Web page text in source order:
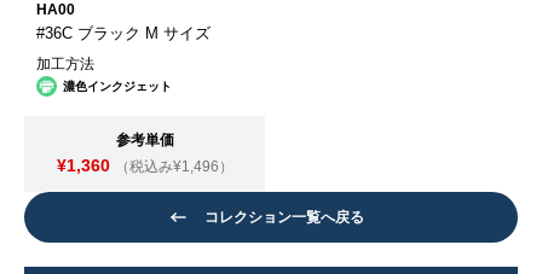
HA00
#36C ブラック M サイズ
加工方法
濃色インクジェット
参考単価
¥1,360 （税込み¥1,496）
コレクション一覧へ戻る